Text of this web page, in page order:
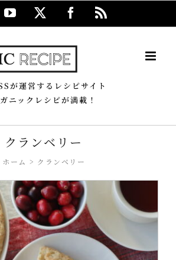
YouTube Facebook
が運営するレシピサイト
ニックレシピが満載！
クランベリー
ホーム クランベリー